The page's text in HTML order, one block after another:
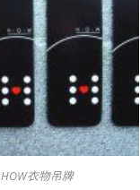
HOW衣物吊牌